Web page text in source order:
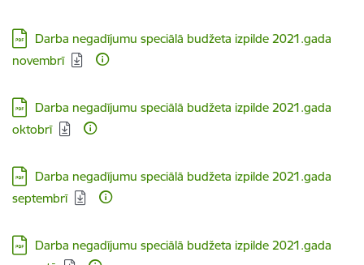
Lejupielādēt:
Darba negadījumu speciālā budžeta izpilde 2021.gada
novembrī
Lejupielādēt:
Darba negadījumu speciālā budžeta izpilde 2021.gada
oktobrī
Lejupielādēt:
Darba negadījumu speciālā budžeta izpilde 2021.gada
septembrī
Lejupielādēt:
Darba negadījumu speciālā budžeta izpilde 2021.gada